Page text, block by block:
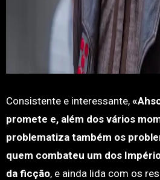
Consistente e interessante,
promete e, além dos vários
problematiza também os
quem combateu um dos
da ficção, e ainda lida com os